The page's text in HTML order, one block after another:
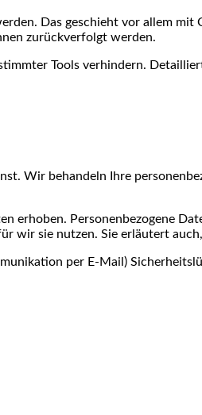
Das geschieht vor allem
zurückverfolgt werden.
Tools verhindern.
Wir behandeln Ihre
erhoben. Personenbezogene
sie nutzen. Sie erläutert
per E-Mail)